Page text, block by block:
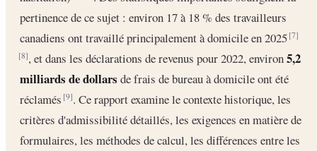
pertinence de ce sujet : environ 17 à 18 % des travailleurs
canadiens ont travaillé principalement à domicile en 2025[7]
[8], et dans les déclarations de revenus pour 2022, environ5,2
milliards de dollars de frais de bureau à domicile ont été
réclamés[9]. Ce rapport examine le contexte historique, les
critères d'admissibilité détaillés, les exigences en matière de
formulaires, les méthodes de calcul, les différences entre les